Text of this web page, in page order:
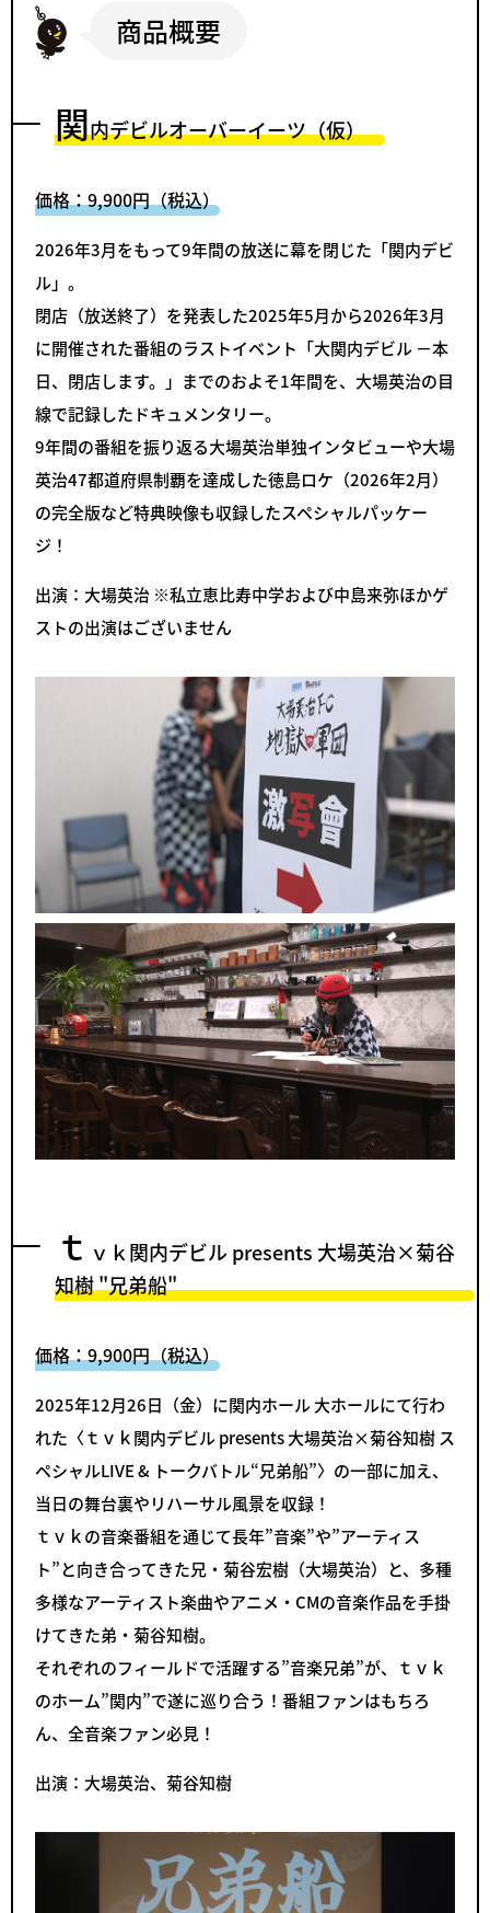
商品概要
関内デビルオーバーイーツ（仮）
価格：9,900円（税込）
2026年3月をもって9年間の放送に幕を閉じた「関内デビ
ル」。
閉店（放送終了）を発表した2025年5月から2026年3月
に開催された番組のラストイベント「大関内デビル －本
日、閉店します。」までのおよそ1年間を、大場英治の目
線で記録したドキュメンタリー。
9年間の番組を振り返る大場英治単独インタビューや大場
英治47都道府県制覇を達成した徳島ロケ（2026年2月）
の完全版など特典映像も収録したスペシャルパッケー
ジ！
出演：大場英治 ※私立恵比寿中学および中島来弥ほかゲ
ストの出演はございません
ｔ ｖｋ関内デビル presents 大場英治×菊谷
知樹 "兄弟船"
価格：9,900円（税込）
2025年12月26日（金）に関内ホール 大ホールにて行わ
れた〈ｔｖｋ関内デビル presents 大場英治×菊谷知樹 ス
ペシャルLIVE & トークバトル“兄弟船”〉の一部に加え、
当日の舞台裏やリハーサル風景を収録！
ｔｖｋの音楽番組を通じて長年”音楽”や”アーティス
ト”と向き合ってきた兄・菊谷宏樹（大場英治）と、多種
多様なアーティスト楽曲やアニメ・CMの音楽作品を手掛
けてきた弟・菊谷知樹。
それぞれのフィールドで活躍する”音楽兄弟”が、ｔｖｋ
のホーム”関内”で遂に巡り合う！番組ファンはもちろ
ん、全音楽ファン必見！
出演：大場英治、菊谷知樹